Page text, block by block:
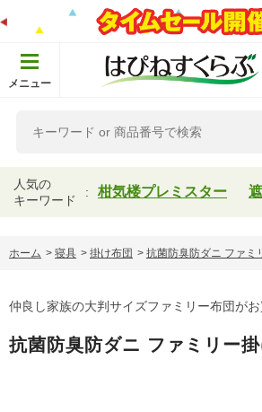
メニュー
人気の
キーワード
柑気楼プレミスター
ホーム > 寝具 > 掛け布団 > 抗菌防臭防ダニ ファミ
仲良し家族の大判サイズファミリー布団がお
抗菌防臭防ダニ ファミリー掛